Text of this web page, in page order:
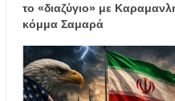
το «διαζύγιο» με
κόμμα Σαμαρά